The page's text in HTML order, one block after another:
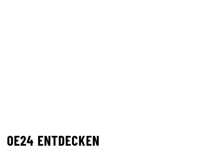
OE24 ENTDECKEN